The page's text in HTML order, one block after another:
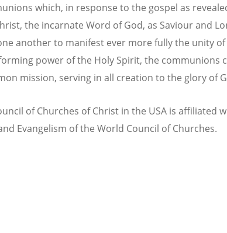
which, in response to the gospel as
the incarnate Word of God, as Saviour and
another to manifest ever more fully the unity
power of the Holy Spirit, the communions
mission, serving in all creation to the glory of
of Churches of Christ in the USA is affiliated
Evangelism of the World Council of Churches.